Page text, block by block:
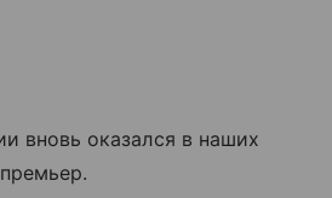
вновь оказался в наших